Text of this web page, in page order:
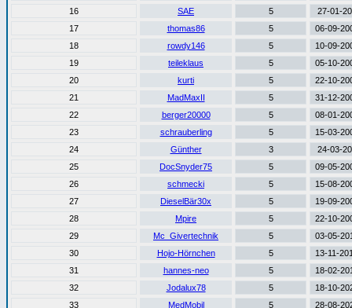
16
SAE 5
27-01-
17
thomas86 5
06-09-
18
rowdy146 5
10-09-
19
teileklaus 5
05-10-
20
kurti 5
22-10-
21
MadMaxII 5
31-12-
22
berger20000 5
08-01-
23
schrauberling 5
15-03-
24
Günther 3
24-03-
25
DocSnyder75 5
09-05-
26
schmecki 5
15-08-
27
DieselBär30x 5
19-09-
28
Mpire 5
22-10-
29
Mc_Givertechnik 5
03-05-
30
Hojo-Hörnchen 5
13-11-
31
hannes-neo 5
18-02-
32
Jodalux78 5
18-10-
33
MedMobil 5 28-08-